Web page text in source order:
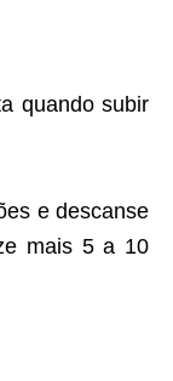
quando subir
e descanse
mais 5 a 10